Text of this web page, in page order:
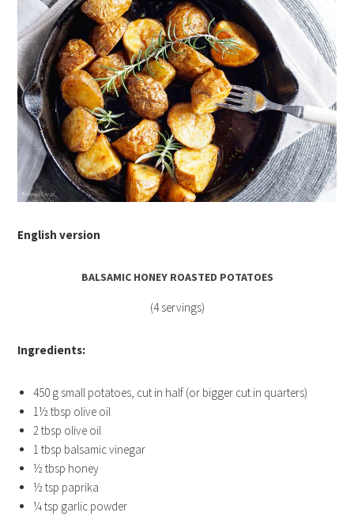
English version
BALSAMIC HONEY ROASTED POTATOES
(4 servings)
Ingredients:
450 g small potatoes, cut in half (or bigger cut in quarters)
1½ tbsp olive oil
2 tbsp olive oil
1 tbsp balsamic vinegar
½ tbsp honey
½ tsp paprika
¼ tsp garlic powder